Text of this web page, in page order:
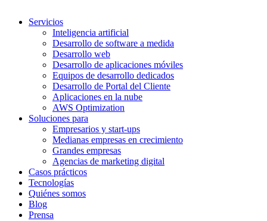
Servicios
Inteligencia artificial
Desarrollo de software a medida
Desarrollo web
Desarrollo de aplicaciones móviles
Equipos de desarrollo dedicados
Desarrollo de Portal del Cliente
Aplicaciones en la nube
AWS Optimization
Soluciones para
Empresarios y start-ups
Medianas empresas en crecimiento
Grandes empresas
Agencias de marketing digital
Casos prácticos
Tecnologías
Quiénes somos
Blog
Prensa